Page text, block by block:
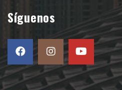
Síguenos